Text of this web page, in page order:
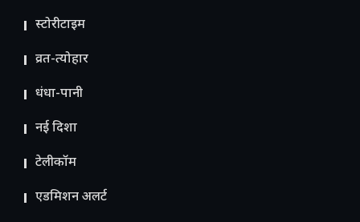
स्टोरीटाइम
व्रत-त्योहार
धंधा-पानी
नई दिशा
टेलीकॉम
ए​डमिशन अलर्ट